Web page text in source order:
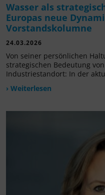
Wasser als
Europas neue
Vorstandskolumne
24.03.2026
Von seiner persönlichen
strategischen Bedeutung
Industriestandort: In der
› Weiterlesen